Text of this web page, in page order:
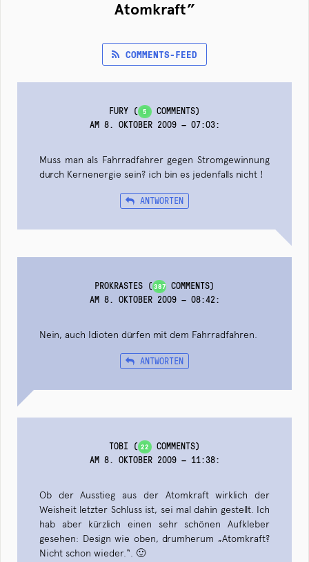
Atomkraft”
COMMENTS-FEED
FURY ( 5 COMMENTS)
AM 8. OKTOBER 2009 — 07:03:
Muss man als Fahrradfahrer gegen Stromgewinnung
durch Kernenergie sein? ich bin es jedenfalls nicht !
ANTWORTEN
PROKRASTES (387COMMENTS)
AM 8. OKTOBER 2009 — 08:42:
Nein, auch Idioten dürfen mit dem Fahrradfahren.
ANTWORTEN
TOBI ( 22 COMMENTS)
AM 8. OKTOBER 2009 — 11:38:
Ob der Ausstieg aus der Atomkraft wirklich der
Weisheit letzter Schluss ist, sei mal dahin gestellt. Ich
hab aber kürzlich einen sehr schönen Aufkleber
gesehen: Design wie oben, drumherum „Atomkraft?
Nicht schon wieder.“. 🙂